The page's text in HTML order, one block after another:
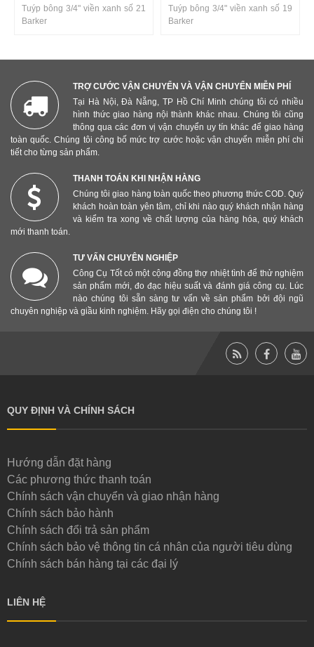
Tuýp bông 3/4" viền xanh số 21
Barker
Tuýp bông 3/4" viền xanh số 19
Barker
TRỢ CƯỚC VẬN CHUYỂN VÀ VẬN CHUYỂN MIỄN PHÍ
Tại Hà Nội, Đà Nẵng, TP Hồ Chí Minh chúng tôi có nhiều
hình thức giao hàng nội thành khác nhau. Chúng tôi cũng
thông qua các đơn vị vận chuyển uy tín khác để giao hàng
toàn quốc. Chúng tôi công bố mức trợ cước hoặc vận chuyển miễn phí chi
tiết cho từng sản phẩm.
THANH TOÁN KHI NHẬN HÀNG
Chúng tôi giao hàng toàn quốc theo phương thức COD. Quý
khách hoàn toàn yên tâm, chỉ khi nào quý khách nhận hàng
và kiểm tra xong về chất lượng của hàng hóa, quý khách
mới thanh toán.
TƯ VẤN CHUYÊN NGHIỆP
Công Cụ Tốt có một cộng đồng thợ nhiệt tình để thử nghiệm
sản phẩm mới, đo đạc hiệu suất và đánh giá công cụ. Lúc
nào chúng tôi sẵn sàng tư vấn về sản phẩm bởi đội ngũ
chuyên nghiệp và giầu kinh nghiệm. Hãy gọi điện cho chúng tôi !
QUY ĐỊNH VÀ CHÍNH SÁCH
Hướng dẫn đặt hàng
Các phương thức thanh toán
Chính sách vận chuyển và giao nhận hàng
Chính sách bảo hành
Chính sách đổi trả sản phẩm
Chính sách bảo vệ thông tin cá nhân của người tiêu dùng
Chính sách bán hàng tại các đại lý
LIÊN HỆ